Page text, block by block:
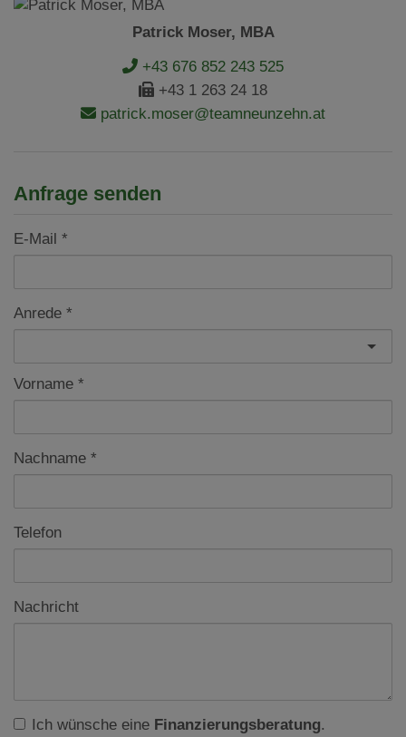
Patrick Moser, MBA
+43 676 852 243 525
+43 1 263 24 18
patrick.moser@teamneunzehn.at
Anfrage senden
E-Mail
Anrede
Vorname
Nachname
Telefon
Nachricht
Ich wünsche eine Finanzierungsberatung.